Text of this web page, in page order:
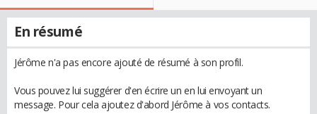
En résumé
Jérôme n'a pas encore ajouté de résumé à son profil.
Vous pouvez lui suggérer d'en écrire un en lui envoyant un
message. Pour cela ajoutez d'abord Jérôme à vos contacts.